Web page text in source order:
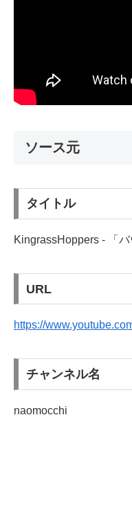
ソース元
タイトル
KingrassHoppers - 「
URL
https://
チャンネル名
naomocchi